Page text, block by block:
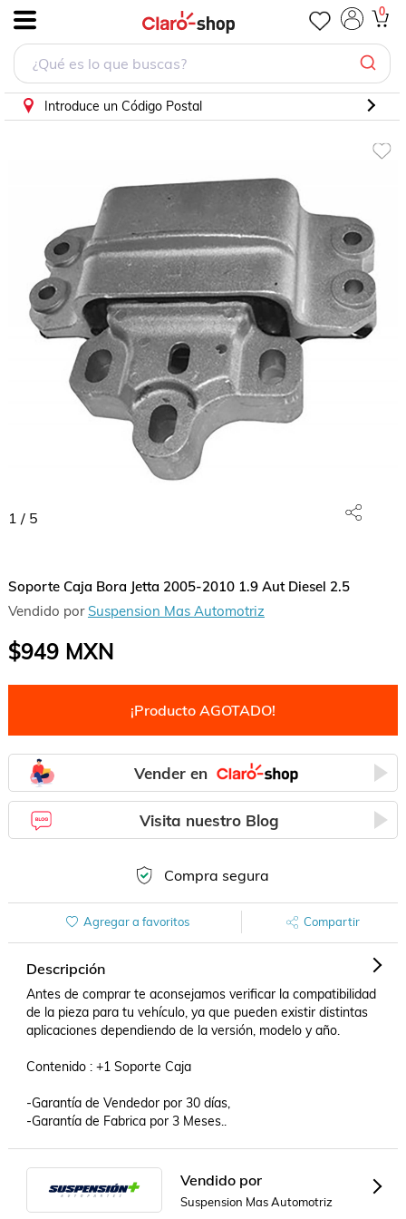
0
Introduce un Código Postal
1 / 5
Soporte Caja Bora Jetta 2005-2010 1.9 Aut Diesel 2.5
Vendido por Suspension Mas Automotriz
$949MXN
¡Producto AGOTADO!
Vender en
Visita nuestro Blog
Compra segura
Agregar a favoritos Compartir
Descripción
Antes de comprar te aconsejamos verificar la compatibilidad
de la pieza para tu vehículo, ya que pueden existir distintas
aplicaciones dependiendo de la versión, modelo y año.
Contenido : +1 Soporte Caja
-Garantía de Vendedor por 30 días,
-Garantía de Fabrica por 3 Meses..
Vendido por
Suspension Mas Automotriz